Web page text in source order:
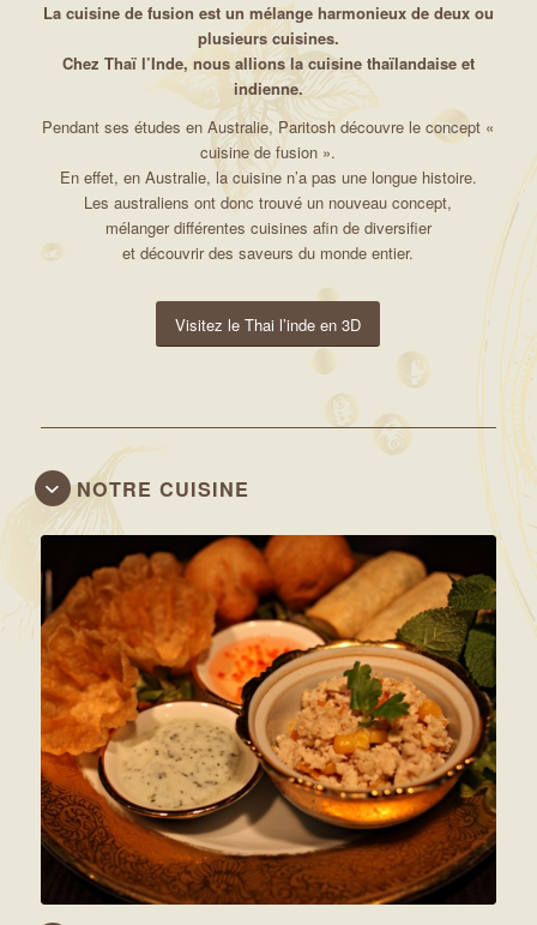
La cuisine de fusion est un mélange harmonieux de deux ou
plusieurs cuisines.
Chez Thaï l’Inde, nous allions la cuisine thaïlandaise et
indienne.
Pendant ses études en Australie, Paritosh découvre le concept «
cuisine de fusion ».
En effet, en Australie, la cuisine n’a pas une longue histoire.
Les australiens ont donc trouvé un nouveau concept,
mélanger différentes cuisines afin de diversifier
et découvrir des saveurs du monde entier.
Visitez le Thai l’inde en 3D
NOTRE CUISINE